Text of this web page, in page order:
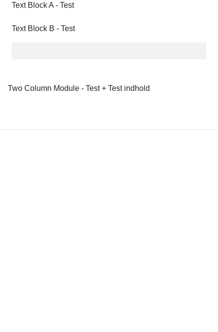
Text Block A - Test
Text Block B - Test
Two Column Module - Test + Test indhold